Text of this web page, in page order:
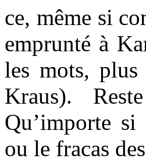
ce, même si
emprunté à
les mots,
Kraus).
Qu’importe
ou le fracas